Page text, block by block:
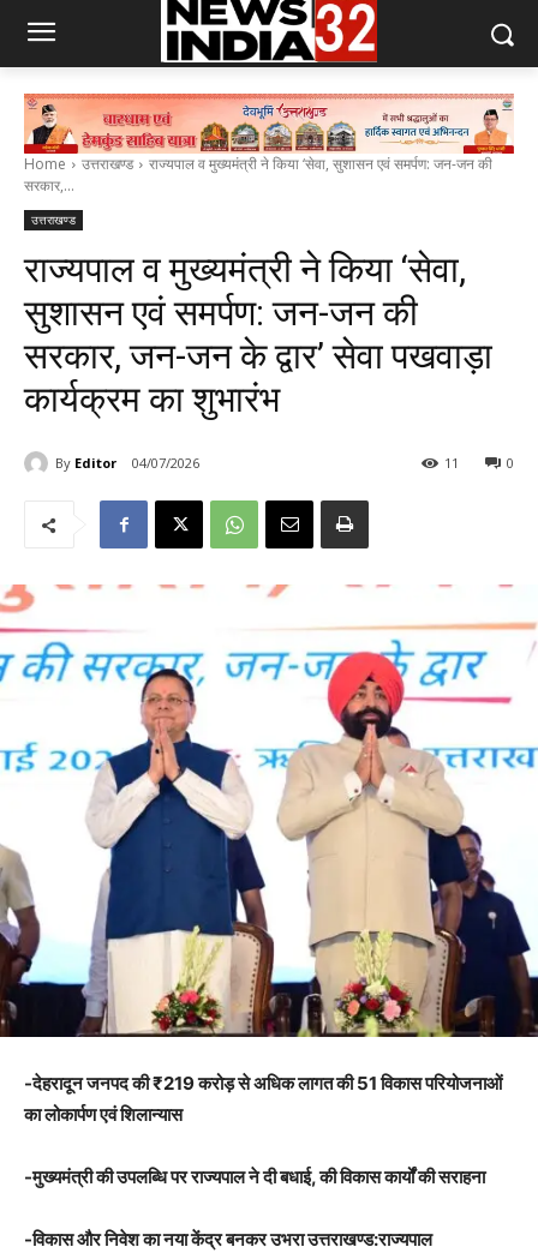
Home उत्तराखण्ड
राज्यपाल व मुख्यमंत्री ने किया ‘सेवा, सुशासन एवं समर्पण: जन-जन की
सरकार,...
उत्तराखण्ड
राज्यपाल व मुख्यमंत्री ने किया ‘सेवा,
सुशासन एवं समर्पण: जन-जन की
सरकार, जन-जन के द्वार’ सेवा पखवाड़ा
कार्यक्रम का शुभारंभ
By Editor 04/07/2026 0
11
-देहरादून जनपद की ₹219 करोड़ से अधिक लागत की 51 विकास परियोजनाओं
का लोकार्पण एवं शिलान्यास
-मुख्यमंत्री की उपलब्धि पर राज्यपाल ने दी बधाई, की विकास कार्यों की सराहना
-विकास और निवेश का नया केंद्र बनकर उभरा उत्तराखण्ड:राज्यपाल